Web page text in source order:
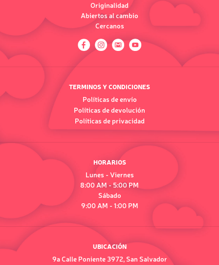
Originalidad
Abiertos al cambio
Cercanos
TERMINOS Y CONDICIONES
Políticas de envío
Políticas de devolución
Políticas de privacidad
HORARIOS
Lunes - Viernes
8:00 AM - 5:00 PM
Sábado
9:00 AM - 1:00 PM
UBICACIÓN
9a Calle Poniente 3972, San Salvador